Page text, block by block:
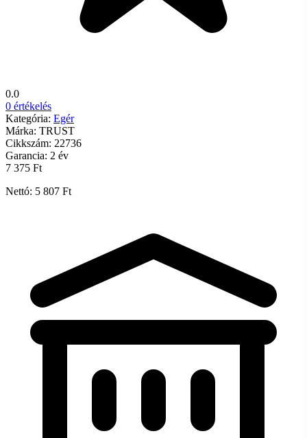
0.0
0 értékelés
Kategória: Egér
Márka: TRUST
Cikkszám: 22736
Garancia: 2 év
7 375 Ft
Nettó: 5 807 Ft